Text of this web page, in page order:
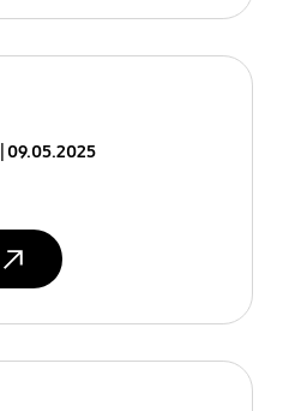
09.05.2025